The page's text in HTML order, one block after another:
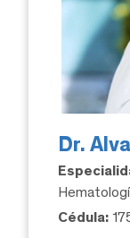
Dr.
Cédula: